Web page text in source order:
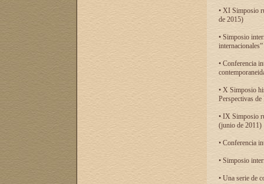
• XI Simposio
de 2015)
• Simposio
• Conferencia
• X Simposio
Perspectivas
• IX Simposio
(junio de 2011)
• Conferencia
• Simposio
• Una serie de